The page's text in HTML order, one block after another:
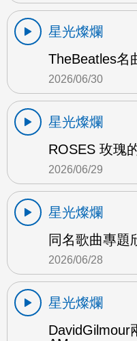
星光燦爛
TheBeatles名
2026/06/30
星光燦爛
ROSES 玫瑰
2026/06/29
星光燦爛
同名歌曲專題
2026/06/28
星光燦爛
DavidGilmour